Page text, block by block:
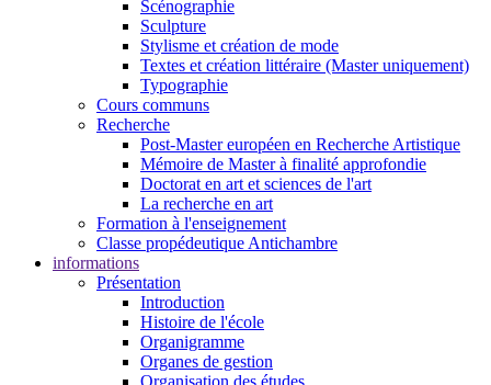
Scénographie
Sculpture
Stylisme et création de mode
Textes et création littéraire (Master uniquement)
Typographie
Cours communs
Recherche
Post-Master européen en Recherche Artistique
Mémoire de Master à finalité approfondie
Doctorat en art et sciences de l'art
La recherche en art
Formation à l'enseignement
Classe propédeutique Antichambre
informations
Présentation
Introduction
Histoire de l'école
Organigramme
Organes de gestion
Organisation des études